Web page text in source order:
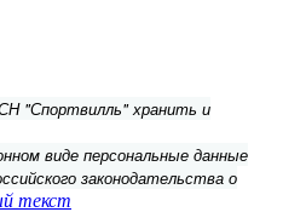
"Спортвилль" хранить и
виде персональные данные
законодательства о
текст